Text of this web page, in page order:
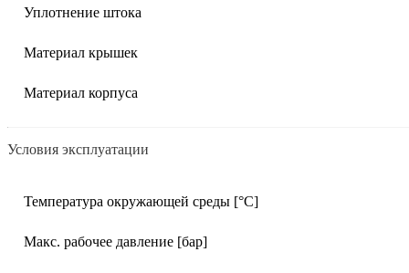
Уплотнение штока
Материал крышек
Материал корпуса
Условия эксплуатации
Температура окружающей среды [°C]
Макс. рабочее давление [бар]